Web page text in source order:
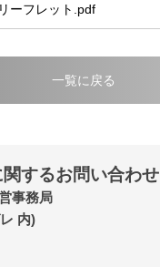
ーフレット.pdf
一覧に戻る
するお問い合わせ
事務局
内)